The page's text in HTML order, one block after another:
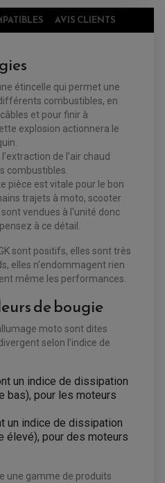
MOTO
DEMARREUR
EAU
AVIS CLIENTS
étincelle qui permet une
combustibles, en
et pour finir à
explosion actionnera le
de l’air chaud
combustibles.
pièce est vitale pour le bon
trajets à moto, scooter
sont vendues à l'unité donc
à ce détail.
sont positifs, elles sont très
elles n'endommagent rien
même les performances.
de bougie
moto sont dites
selon l’indice de
un indice de dissipation
bas), pour les moteurs
un indice de dissipation
élevé), pour des moteurs
une gamme de produits